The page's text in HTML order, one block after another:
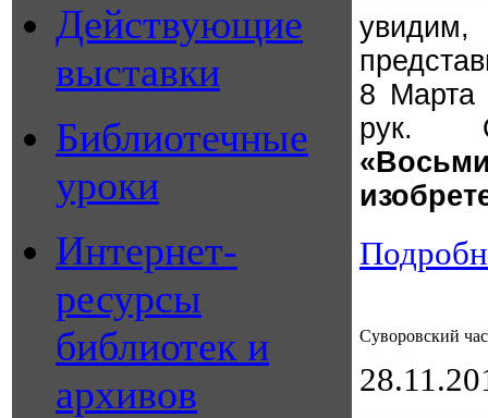
Действующие
выставки
Библиотечные
уроки
Интернет-
ресурсы
библиотек и
архивов
увидим,
8 Марта
рук.
Суворовский